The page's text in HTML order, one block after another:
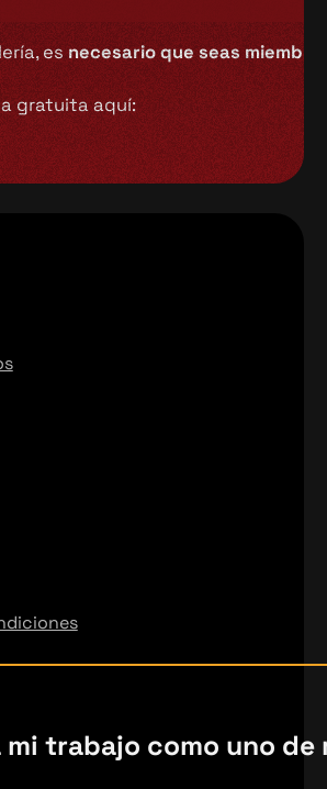
es necesario que seas
gratuita aquí:
mi trabajo como uno de